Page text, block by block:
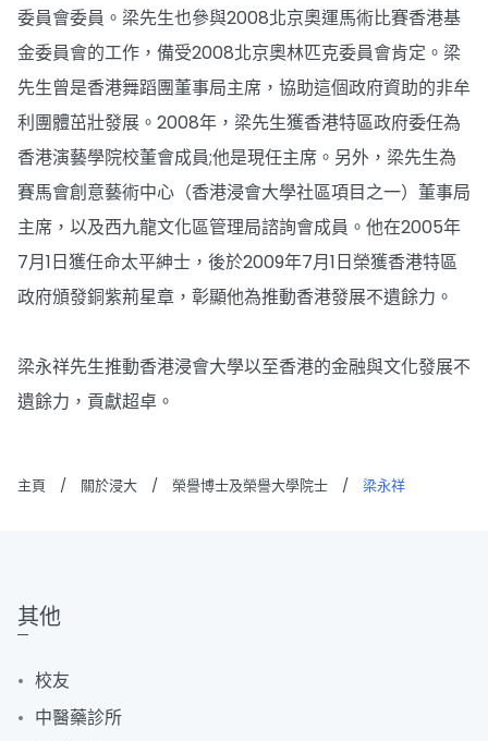
委員會委員。梁先生也參與2008北京奧運馬術比賽香港基
金委員會的工作，備受2008北京奧林匹克委員會肯定。梁
先生曾是香港舞蹈團董事局主席，協助這個政府資助的非牟
利團體茁壯發展。2008年，梁先生獲香港特區政府委任為
香港演藝學院校董會成員;他是現任主席。另外，梁先生為
賽馬會創意藝術中心（香港浸會大學社區項目之一）董事局
主席，以及西九龍文化區管理局諮詢會成員。他在2005年
7月1日獲任命太平紳士，後於2009年7月1日榮獲香港特區
政府頒發銅紫荊星章，彰顯他為推動香港發展不遺餘力。
梁永祥先生推動香港浸會大學以至香港的金融與文化發展不
遺餘力，貢獻超卓。
主頁 / 關於浸大 / 榮譽博士及榮譽大學院士 / 梁永祥
其他
校友
中醫藥診所